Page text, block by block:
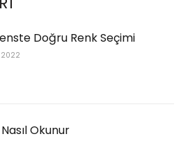
Doğru Renk Seçimi
Okunur